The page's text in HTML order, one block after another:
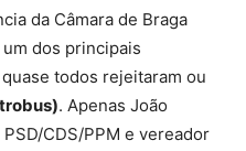
da Câmara de Braga
dos principais
todos rejeitaram ou
. Apenas João
CDS/PPM e vereador